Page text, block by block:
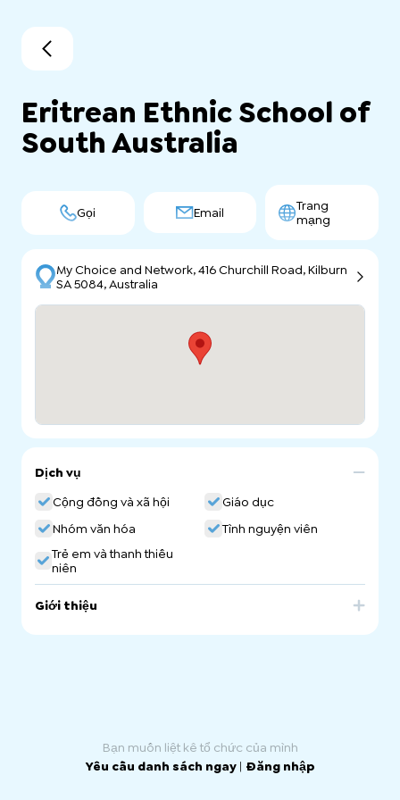
Eritrean Ethnic School of
South Australia
Gọi Email
Trang
mạng
My Choice and Network, 416 Churchill Road, Kilburn
SA 5084, Australia
Dịch vụ
Cộng đồng và xã hội
Giáo dục
Nhóm văn hóa
Tình nguyện viên
Trẻ em và thanh thiếu
niên
Giới thiệu
Bạn muốn liệt kê tổ chức của mình
Yêu cầu danh sách ngay | Đăng nhập